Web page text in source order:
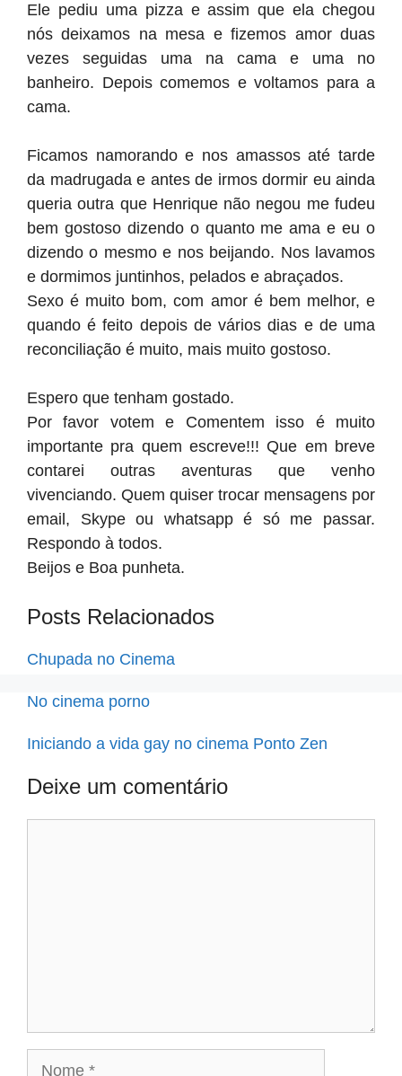
Ele pediu uma pizza e assim que ela chegou
nós deixamos na mesa e fizemos amor duas
vezes seguidas uma na cama e uma no
banheiro. Depois comemos e voltamos para a
cama.
Ficamos namorando e nos amassos até tarde
da madrugada e antes de irmos dormir eu ainda
queria outra que Henrique não negou me fudeu
bem gostoso dizendo o quanto me ama e eu o
dizendo o mesmo e nos beijando. Nos lavamos
e dormimos juntinhos, pelados e abraçados.
Sexo é muito bom, com amor é bem melhor, e
quando é feito depois de vários dias e de uma
reconciliação é muito, mais muito gostoso.
Espero que tenham gostado.
Por favor votem e Comentem isso é muito
importante pra quem escreve!!! Que em breve
contarei outras aventuras que venho
vivenciando. Quem quiser trocar mensagens por
email, Skype ou whatsapp é só me passar.
Respondo à todos.
Beijos e Boa punheta.
Posts Relacionados
Chupada no Cinema
No cinema porno
Iniciando a vida gay no cinema Ponto Zen
Deixe um comentário